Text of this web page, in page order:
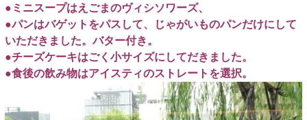
●ミニスープはえごまのヴィシソワーズ、
●パンはバゲットをパスして、じゃがいものパンだけにして
いただきました。バター付き。
●チーズケーキはごく小サイズにしてだきました。
●食後の飲み物はアイスティのストレートを選択。